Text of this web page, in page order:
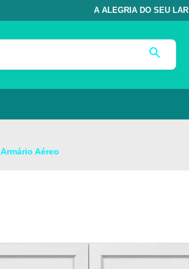
A ALEGRIA DO SEU LAR
search
Armário Aéreo